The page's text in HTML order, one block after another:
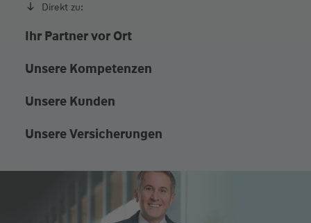
Direkt zu:
Ihr Partner vor Ort
Unsere Kompetenzen
Unsere Kunden
Unsere Versicherungen